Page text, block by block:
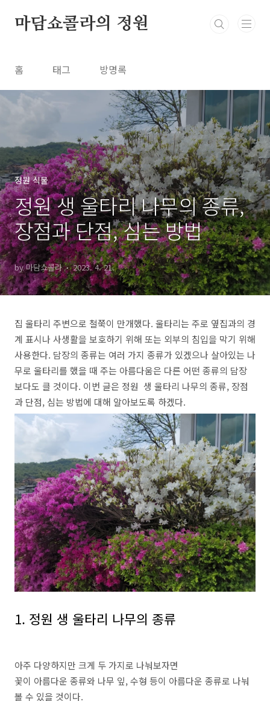
마담쇼콜라의 정원
홈 태그 방명록
정원 식물
정원 생 울타리 나무의 종류,
장점과 단점, 심는 방법
by 마담쇼콜라 2023. 4. 21.
집 울타리 주변으로 철쭉이 만개했다. 울타리는 주로 옆집과의 경
계 표시나 사생활을 보호하기 위해 또는 외부의 침입을 막기 위해
사용한다. 담장의 종류는 여러 가지 종류가 있겠으나 살아있는 나
무로 울타리를 했을 때 주는 아름다움은 다른 어떤 종류의 담장
보다도 클 것이다. 이번 글은 정원 생 울타리 나무의 종류, 장점
과 단점, 심는 방법에 대해 알아보도록 하겠다.
1. 정원 생 울타리 나무의 종류
아주 다양하지만 크게 두 가지로 나눠보자면
꽃이 아름다운 종류와 나무 잎, 수형 등이 아름다운 종류로 나눠
볼 수 있을 것이다.